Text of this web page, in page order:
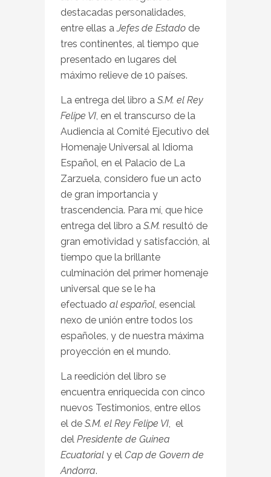
destacadas personalidades,
entre ellas aJefes de Estado de
tres continentes, al tiempo que
presentado en lugares del
máximo relieve de 10 países.
La entrega del libro a S.M. el Rey
Felipe VI , en el transcurso de la
Audiencia al Comité Ejecutivo del
Homenaje Universal al Idioma
Español, en el Palacio de La
Zarzuela, considero fue un acto
de gran importancia y
trascendencia. Para mí, que hice
entrega del libro a S.M. resultó de
gran emotividad y satisfacción, al
tiempo que la brillante
culminación del primer homenaje
universal que se le ha
efectuado al español , esencial
nexo de unión entre todos los
españoles, y de nuestra máxima
proyección en el mundo.
La reedición del libro se
encuentra enriquecida con cinco
nuevos Testimonios, entre ellos
el de S.M. el Rey Felipe VI , el
del Presidente de Guinea
Ecuatorial y el Cap de Govern de
Andorra.